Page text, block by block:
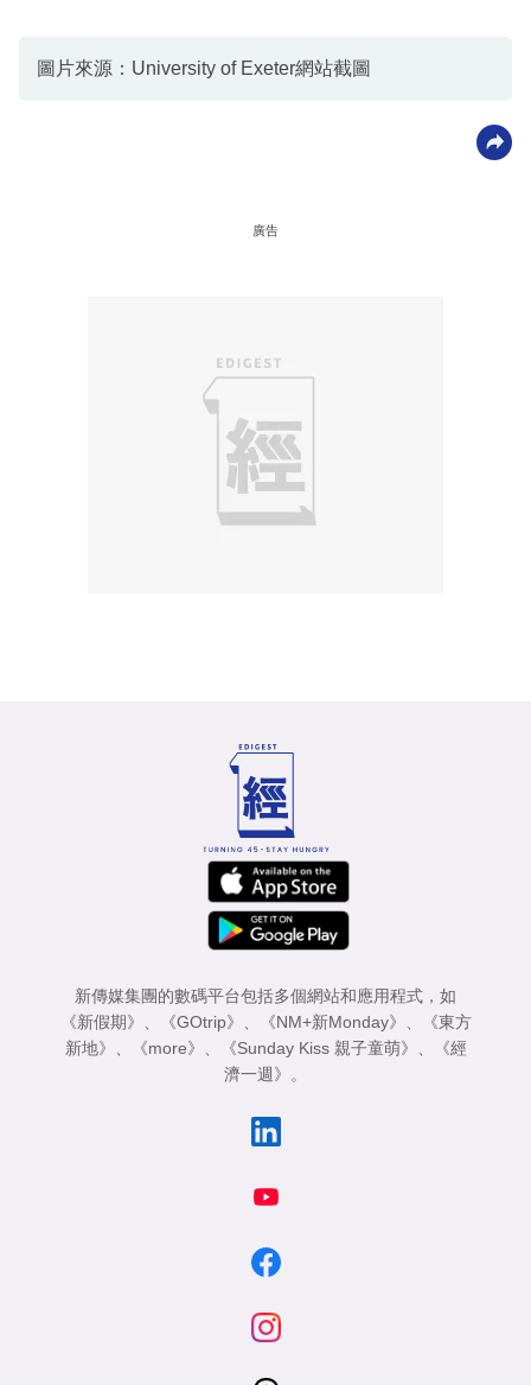
圖片來源：University of Exeter網站截圖
廣告
新傳媒集團的數碼平台包括多個網站和應用程式，如
《新假期》
《GOtrip》 《NM+新Monday》
《東方
新地》
《more》 《Sunday Kiss 親子童萌》
《經
濟一週》
。